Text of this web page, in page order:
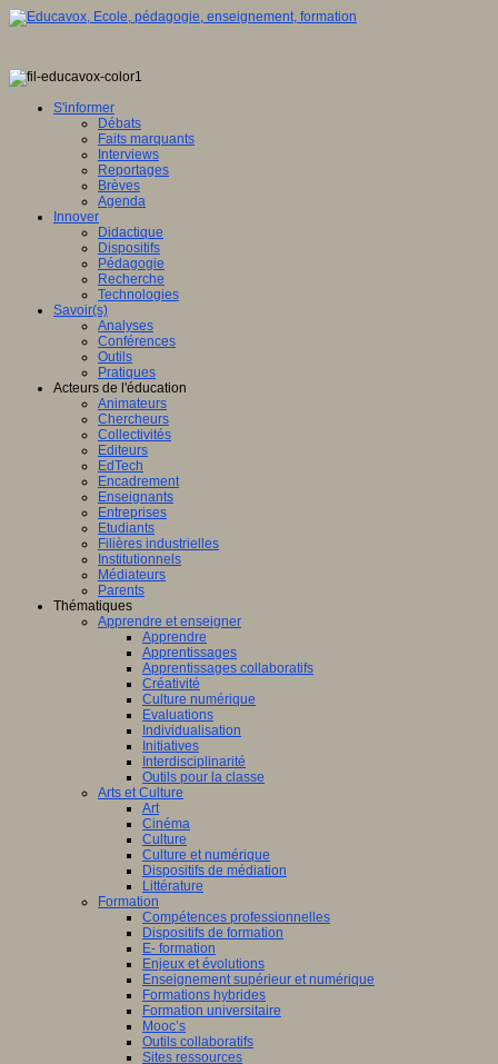
S'informer
Débats
Faits marquants
Interviews
Reportages
Brèves
Agenda
Innover
Didactique
Dispositifs
Pédagogie
Recherche
Technologies
Savoir(s)
Analyses
Conférences
Outils
Pratiques
Acteurs de l'éducation
Animateurs
Chercheurs
Collectivités
Editeurs
EdTech
Encadrement
Enseignants
Entreprises
Etudiants
Filières industrielles
Institutionnels
Médiateurs
Parents
Thématiques
Apprendre et enseigner
Apprendre
Apprentissages
Apprentissages collaboratifs
Créativité
Culture numérique
Evaluations
Individualisation
Initiatives
Interdisciplinarité
Outils pour la classe
Arts et Culture
Art
Cinéma
Culture
Culture et numérique
Dispositifs de médiation
Littérature
Formation
Compétences professionnelles
Dispositifs de formation
E- formation
Enjeux et évolutions
Enseignement supérieur et numérique
Formations hybrides
Formation universitaire
Mooc’s
Outils collaboratifs
Sites ressources